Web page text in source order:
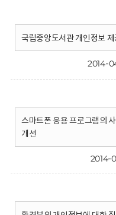
국립중앙도서관 개인정보
2014-
스마트폰 응용 프로그램의
개선
2014-